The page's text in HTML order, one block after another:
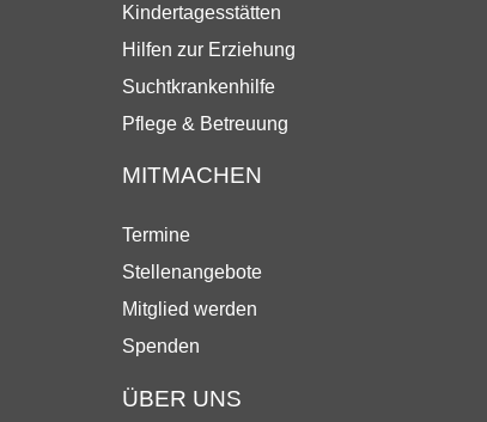
Kindertagesstätten
Hilfen zur Erziehung
Suchtkrankenhilfe
Pflege & Betreuung
MITMACHEN
Termine
Stellenangebote
Mitglied werden
Spenden
ÜBER UNS